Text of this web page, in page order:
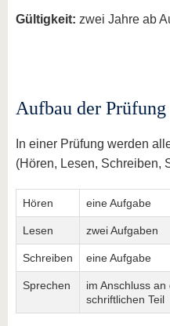
Gültigkeit: zwei Jahre ab
Aufbau der Prüfung
In einer Prüfung werden
(Hören, Lesen, Schreiben,
Hören eine Aufgabe
Lesen zwei Aufgaben
Schreiben eine Aufgabe
Sprechen
im Anschluss an
schriftlichen Teil